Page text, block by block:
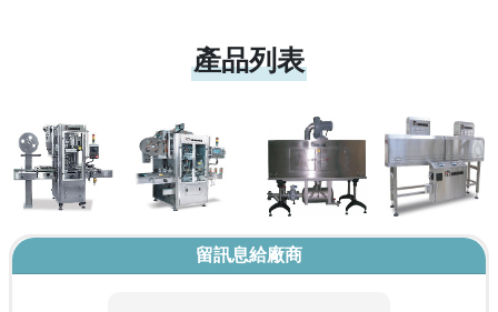
產品列表
留訊息給廠商